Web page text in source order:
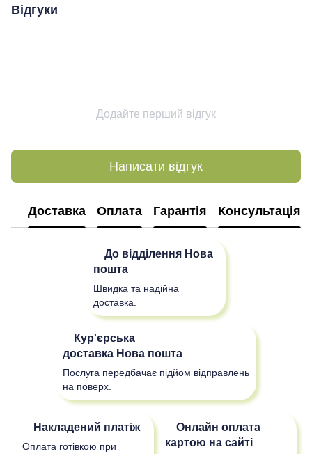
Відгуки
Додайте перший відгук
Написати відгук
Доставка Оплата Гарантія Консультація
До відділення Нова
пошта
Швидка та надійна
доставка.
Кур'єрська
доставка Нова пошта
Послуга передбачає підйом відправлень
на поверх.
Накладений платіж
Оплата готівкою при
Онлайн оплата
картою на сайті